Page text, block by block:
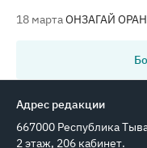
18 мартаОНЗАГАЙ
Адрес редакции
667000 Республика
2 этаж, 206 кабинет.